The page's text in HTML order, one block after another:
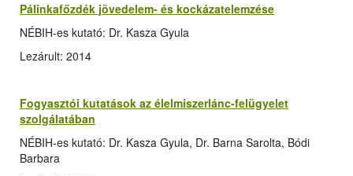
Pálinkafőzdék jövedelem- és kockázatelemzése
NÉBIH-es kutató: Dr. Kasza Gyula
Lezárult: 2014
Fogyasztói kutatások az élelmiszerlánc-felügyelet
szolgálatában
NÉBIH-es kutató: Dr. Kasza Gyula, Dr. Barna Sarolta, Bódi
Barbara